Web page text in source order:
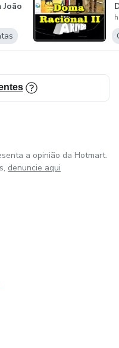
João
a opinião da Hotmart.
denuncie aqui